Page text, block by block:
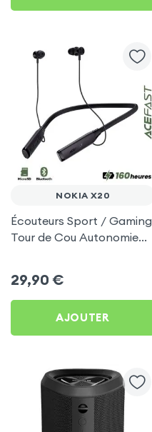
NOKIA X20
Écouteurs Sport / Gaming
Tour de Cou Autonomie
29,90 €
AJOUTER